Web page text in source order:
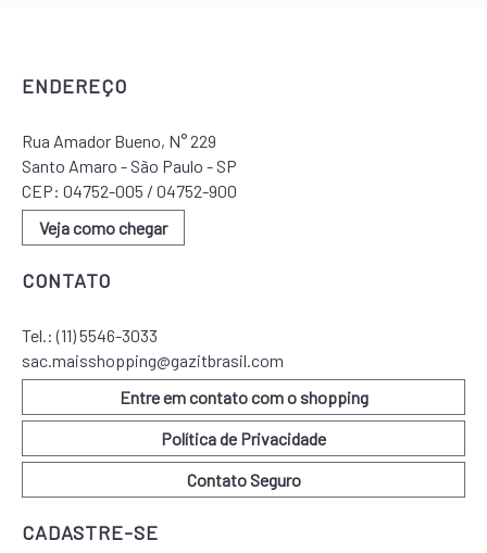
ENDEREÇO
Rua Amador Bueno, N° 229
Santo Amaro - São Paulo - SP
CEP: 04752-005 / 04752-900
Veja como chegar
CONTATO
Tel.:(11) 5546-3033
sac.maisshopping@gazitbrasil.com
Entre em contato com o shopping
Política de Privacidade
Contato Seguro
CADASTRE-SE